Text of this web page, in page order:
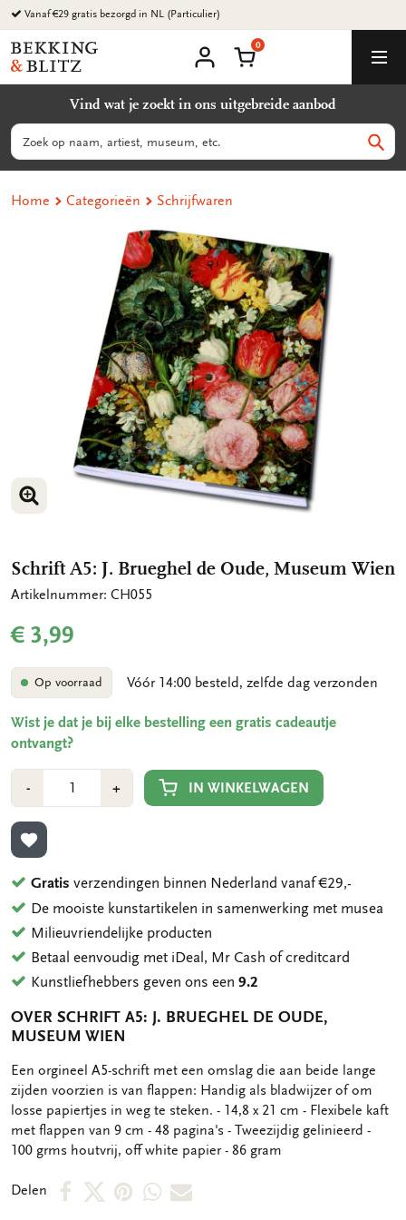
Ga
naar
content
Vanaf €29 gratis bezorgd in NL (Particulier)
Bekking
&
B.V.
account
Winkelmand
0
Vind wat je zoekt in ons uitgebreide aanbod
Zoeken
Home Categorieën Schrijfwaren
VERGROOT AFBEELDING
Schrift A5: J. Brueghel de Oude, Museum Wien
Artikelnummer: CH055
€ 3,99
Op voorraad Vóór 14:00 besteld, zelfde dag verzonden
Wist je dat je bij elke bestelling een gratis cadeautje
ontvangt?
-Min
1
+Plus
1
IN WINKELWAGEN
TOEVOEGEN AAN VERLANGLIJST
Gratis verzendingen binnen Nederland vanaf €29,-
De mooiste kunstartikelen in samenwerking met musea
Milieuvriendelijke producten
Betaal eenvoudig met iDeal, Mr Cash of creditcard
Kunstliefhebbers geven ons een9.2
OVER SCHRIFT A5: J. BRUEGHEL DE OUDE,
MUSEUM WIEN
OMSCHRIJVING
Een orgineel A5-schrift met een omslag die aan beide lange
zijden voorzien is van flappen: Handig als bladwijzer of om
losse papiertjes in weg te steken. - 14,8 x 21 cm - Flexibele kaft
met flappen van 9 cm - 48 pagina's - Tweezijdig gelinieerd -
100 grms houtvrij, off white papier - 86 gram
Delen
DeelDeelDeelDeelDeel